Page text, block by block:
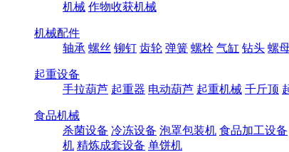
机械 作物收获机械
机械配件
轴承 螺丝 铆钉 齿轮 弹簧 螺栓 气缸 钻头 螺
起重设备
手拉葫芦 起重器 电动葫芦 起重机械 千斤顶
食品机械
杀菌设备 冷冻设备 泡罩包装机 食品加工设备
机 精炼成套设备 单饼机